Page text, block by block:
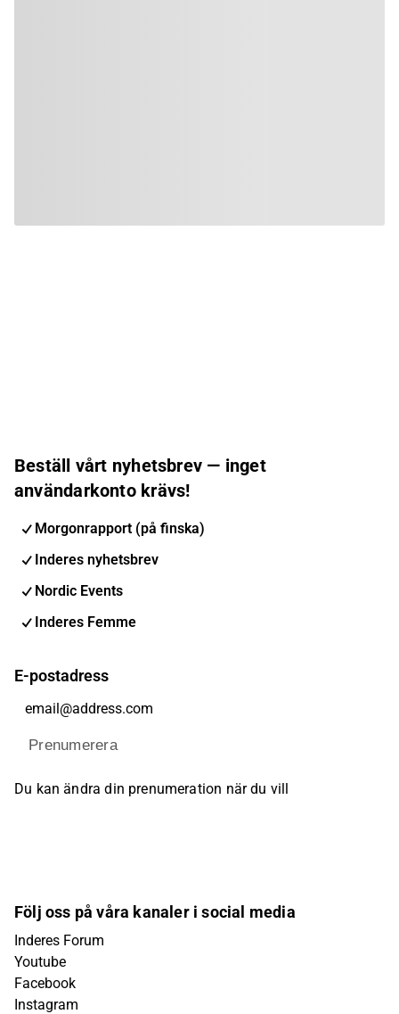
Beställ vårt nyhetsbrev — inget
användarkonto krävs!
Morgonrapport (på finska)
Inderes nyhetsbrev
Nordic Events
Inderes Femme
E-postadress
Prenumerera
Du kan ändra din prenumeration när du vill
Följ oss på våra kanaler i social media
Inderes Forum
Youtube
Facebook
Instagram